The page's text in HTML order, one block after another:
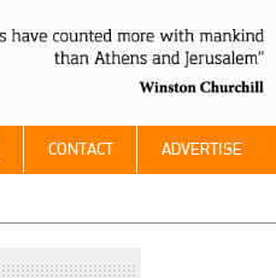
CONTACT ADVERTISE